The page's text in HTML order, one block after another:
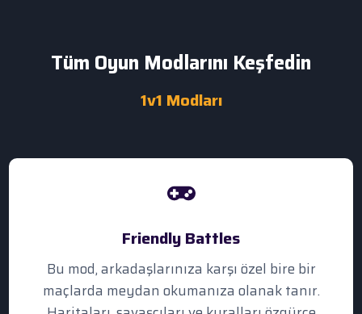
Tüm Oyun Modlarını Keşfedin
1v1 Modları
Friendly Battles
Bu mod, arkadaşlarınıza karşı özel bire bir
maçlarda meydan okumanıza olanak tanır.